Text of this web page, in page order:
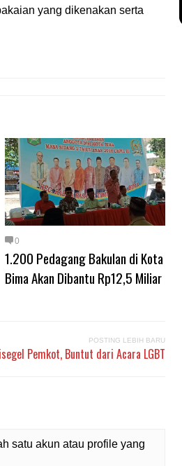
yang dikenakan serta
0
1.200 Pedagang Bakulan di Kota
Bima Akan Dibantu Rp12,5 Miliar
POSTING LEBIH BARU
Pemkot, Buntut dari Acara LGBT
satu akun atau profile yang